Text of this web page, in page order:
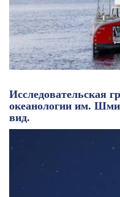
Исследовательская
океанологии им.
вид.